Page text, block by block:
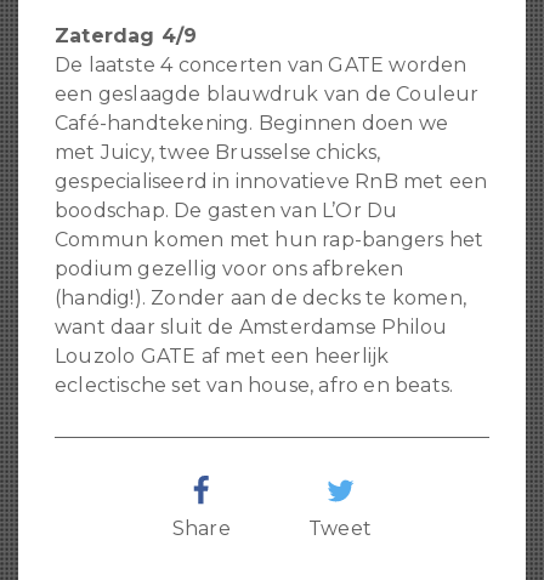
Zaterdag 4/9
De laatste 4 concerten van GATE worden
een geslaagde blauwdruk van de Couleur
Café-handtekening. Beginnen doen we
met Juicy, twee Brusselse chicks,
gespecialiseerd in innovatieve RnB met een
boodschap. De gasten van L’Or Du
Commun komen met hun rap-bangers het
podium gezellig voor ons afbreken
(handig!). Zonder aan de decks te komen,
want daar sluit de Amsterdamse Philou
Louzolo GATE af met een heerlijk
eclectische set van house, afro en beats.
Share Tweet